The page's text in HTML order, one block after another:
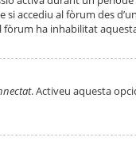
si accediu al fòrum des
fòrum ha inhabilitat
. Activeu aquesta